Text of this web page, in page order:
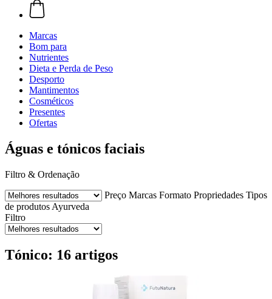
Marcas
Bom para
Nutrientes
Dieta e Perda de Peso
Desporto
Mantimentos
Cosméticos
Presentes
Ofertas
Águas e tónicos faciais
Filtro & Ordenação
Preço Marcas Formato Propriedades Tipos
de produtos Ayurveda
Filtro
Tónico: 16 artigos